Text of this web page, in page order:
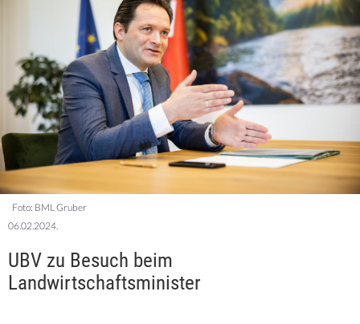
Foto: BML Gruber
06.02.2024.
UBV zu Besuch beim
Landwirtschaftsminister